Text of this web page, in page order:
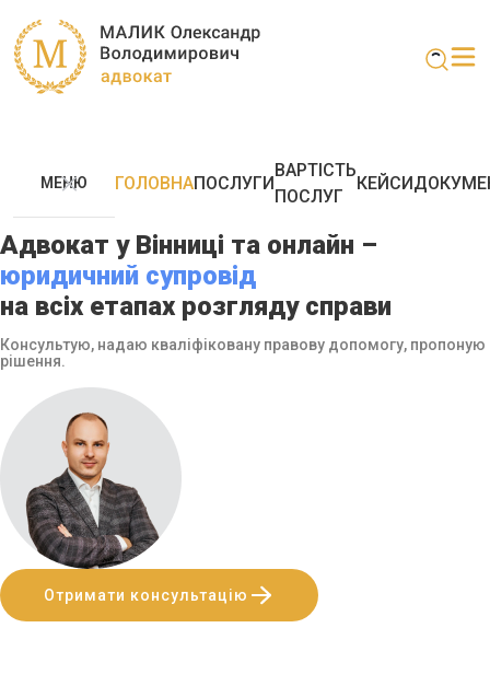
МЕНЮ ГОЛОВНАПОСЛУГИ
ВАРТІСТЬ
ПОСЛУГ
КЕЙСИ
Адвокат у Вінниці та онлайн –
юридичний супровід
на всіх етапах розгляду справи
Консультую, надаю кваліфіковану правову допомогу, пропоную
рішення.
Отримати консультацію